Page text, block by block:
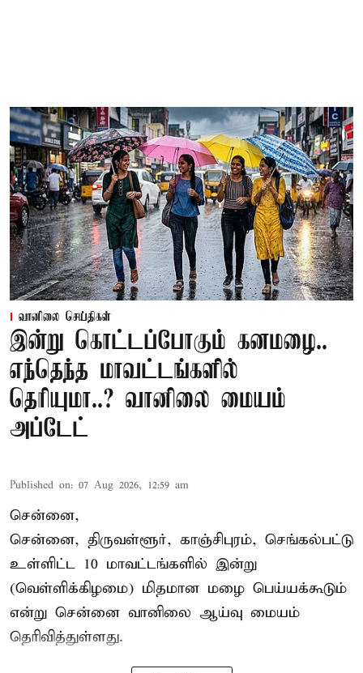
வானிலை செய்திகள்
இன்று கொட்டப்போகும் கனமழை..
எந்தெந்த மாவட்டங்களில்
தெரியுமா..? வானிலை மையம்
அப்டேட்
Published on: 07 Aug 2026, 12:59 am
சென்னை,
சென்னை, திருவள்ளூர், காஞ்சிபுரம், செங்கல்பட்டு
உள்ளிட்ட 10 மாவட்டங்களில் இன்று
(வெள்ளிக்கிழமை) மிதமான மழை பெய்யக்கூடும்
என்று சென்னை வானிலை ஆய்வு மையம்
தெரிவித்துள்ளது.